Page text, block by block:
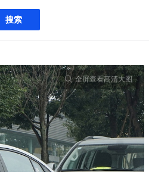
搜索
全屏查看高清大图